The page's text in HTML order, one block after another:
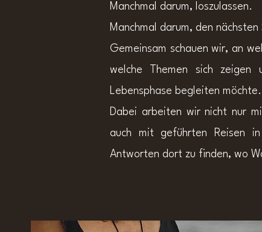
Manchmal darum, loszulassen.
Manchmal darum, den
Gemeinsam schauen wir, an
welche Themen sich
Lebensphase begleiten möchte.
Dabei arbeiten wir nicht nur
auch mit geführten Reisen
Antworten dort zu finden, wo